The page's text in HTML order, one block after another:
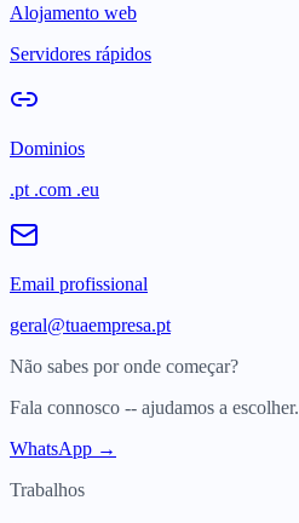
Alojamento web
Servidores rápidos
Dominios
.pt .com .eu
Email profissional
geral@tuaempresa.pt
Não sabes por onde começar?
Fala connosco -- ajudamos a escolher.
WhatsApp →
Trabalhos